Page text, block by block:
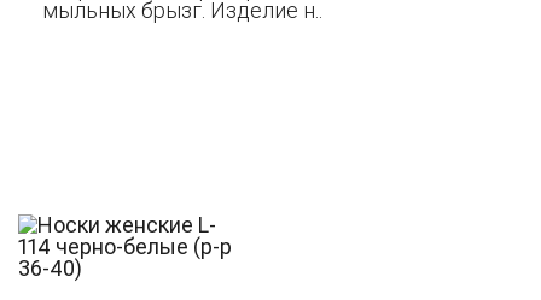
мыльных брызг. Изделие н..